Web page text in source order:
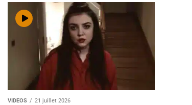
VIDEOS 21 juillet 2026